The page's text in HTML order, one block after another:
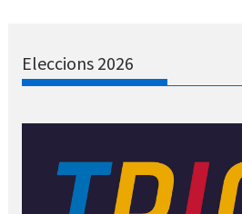
Eleccions 2026